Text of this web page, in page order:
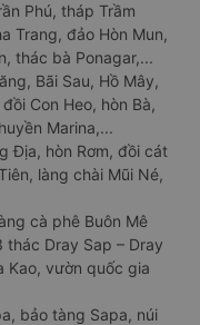
Phú, tháp Trầm
Trang, đảo Hòn Mun,
thác bà Ponagar,...
Bãi Sau, Hồ Mây,
Con Heo, hòn Bà,
Marina,...
Địa, hòn Rơm, đồi cát
làng chài Mũi Né,
cà phê Buôn Mê
thác Dray Sap – Dray
Kao, vườn quốc gia
bảo tàng Sapa, núi